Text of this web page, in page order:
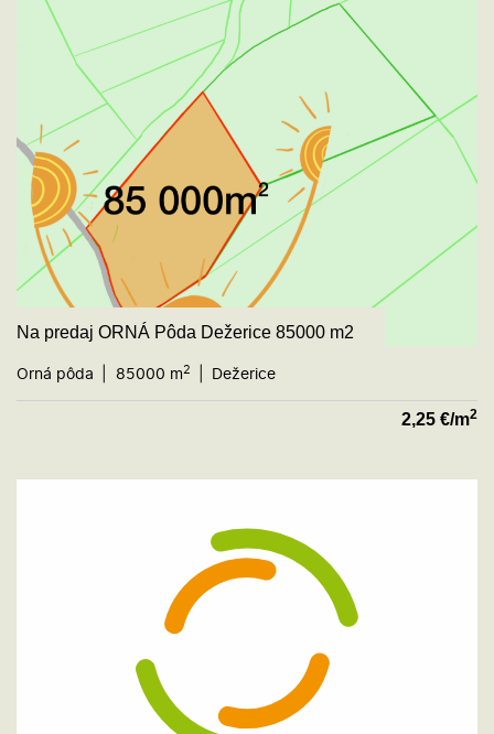
Na predaj ORNÁ Pôda Dežerice 85000 m2
Orná pôda 85000 m2 Dežerice
2,25 €/m2